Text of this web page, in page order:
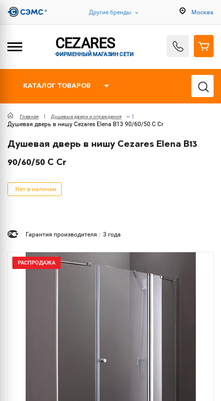
Другие бренды Москва
CEZARES
ФИРМЕННЫЙ МАГАЗИН СЕТИ
КАТАЛОГ ТОВАРОВ
Главная Душевые двери и ограждения
Душевая дверь в нишу Cezares Elena B13 90/60/50 C Cr
Душевая дверь в нишу Cezares Elena B13
90/60/50 C Cr
Нет в наличии
Гарантия производителя : 3 года
РАСПРОДАЖА